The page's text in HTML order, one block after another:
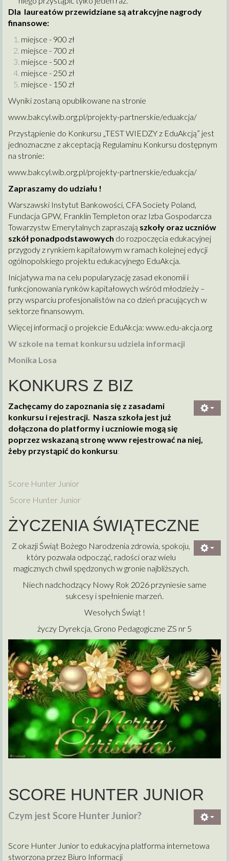
Dla laureatów przewidziane są atrakcyjne nagrody
finansowe:
miejsce - 900 zł
miejsce - 700 zł
miejsce - 500 zł
miejsce - 250 zł
miejsce - 150 zł
Wyniki zostaną opublikowane na stronie
www.bakcyl.wib.org.pl/projekty-partnerskie/eduakcja/
Przystąpienie do Konkursu „TEST WIEDZY z EduAkcją” jest
jednoznaczne z akceptacją Regulaminu Konkursu dostępnym
na stronie:
www.bakcyl.wib.org.pl/projekty-partnerskie/eduakcja/
Zapraszamy do udziału !
Warszawski Instytut Bankowości, CFA Society Poland,
Fundacja GPW, Franklin Templeton oraz Izba Gospodarcza
Towarzystw Emerytalnych zapraszają szkoły oraz uczniów
szkół ponadpodstawowych do rozpoczęcia edukacyjnej
przygody z rynkiem kapitałowym w ramach kolejnej edycji
ogólnopolskiego projektu edukacyjnego EduAkcja.
Inicjatywa ma na celu popularyzację zasad ekonomii i
funkcjonowania rynków kapitałowych wśród młodzieży –
przy wsparciu profesjonalistów na co dzień pracujących w
sektorze finansowym.
Więcej informacji o projekcie EduAkcja: www.edu-akcja.org
W szkole na temat konkursu udziela informacji
Monika Losa
KONKURS Z BIZ
Zachęcamy do zapoznania się z zasadami
konkursu i rejestracji. Nasza szkoła jest już
dołączona do platformy i uczniowie mogą się
poprzez wskazaną stronę www rejestrować na niej,
żeby przystąpić do konkursu:
Score Hunter Junior
Score Hunter Junior
ŻYCZENIA ŚWIĄTECZNE
Z okazji Świąt Bożego Narodzenia zdrowia, spokoju,
który pozwala odpocząć, radości oraz wielu
magicznych chwil spędzonych w gronie najbliższych.
Niech nadchodzący Nowy Rok 2026 przyniesie same
sukcesy i spełnienie marzeń.
Wesołych Świąt !
życzy Dyrekcja, Grono Pedagogiczne ZS nr 5
SCORE HUNTER JUNIOR
Czym jest Score Hunter Junior?
Score Hunter Junior to edukacyjna platforma internetowa
stworzona przez Biuro Informacji